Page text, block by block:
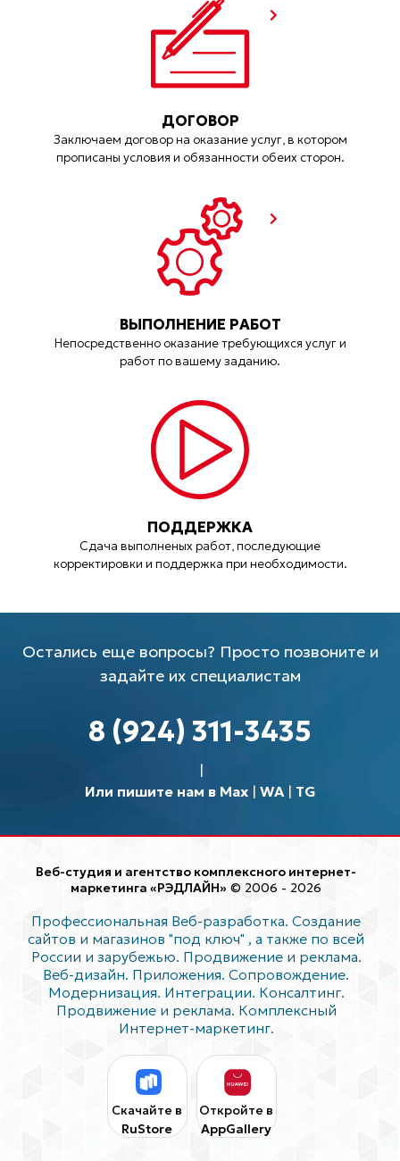
ДОГОВОР
Заключаем договор на оказание услуг, в котором
прописаны условия и обязанности обеих сторон.
ВЫПОЛНЕНИЕ РАБОТ
Непосредственно оказание требующихся услуг и
работ по вашему заданию.
ПОДДЕРЖКА
Сдача выполненых работ, последующие
корректировки и поддержка при необходимости.
Остались еще вопросы? Просто позвоните и
задайте их специалистам
8 (924) 311-3435
Или пишите нам в Max| WA| TG
Веб-студия и агентство комплексного интернет-
маркетинга «РЭДЛАЙН» © 2006 - 2026
Профессиональная Веб-разработка. Создание
сайтов и магазинов "под ключ" , а также по всей
России и зарубежью. Продвижение и реклама.
Веб-дизайн. Приложения. Сопровождение.
Модернизация. Интеграции. Консалтинг.
Продвижение и реклама. Комплексный
Интернет-маркетинг.
Скачайте в
RuStore
Откройте в
AppGallery